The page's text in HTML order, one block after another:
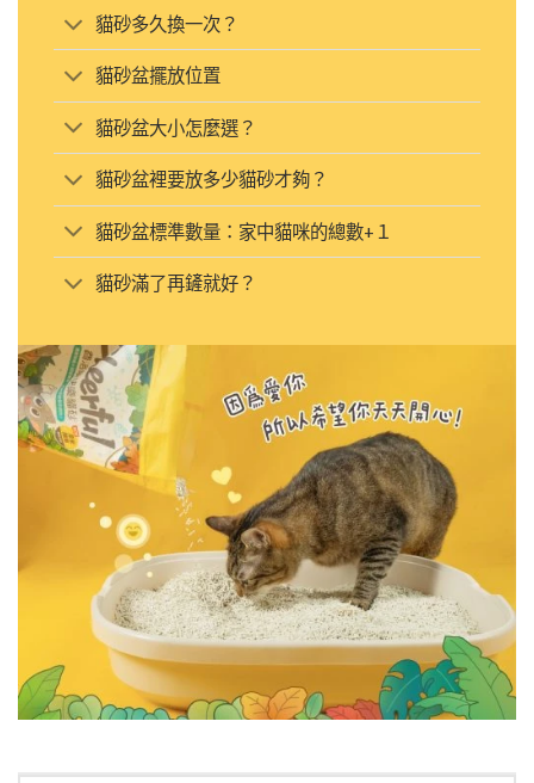
貓砂多久換一次？
貓砂盆擺放位置
貓砂盆大小怎麼選？
貓砂盆裡要放多少貓砂才夠？
貓砂盆標準數量：家中貓咪的總數+１
貓砂滿了再鏟就好？